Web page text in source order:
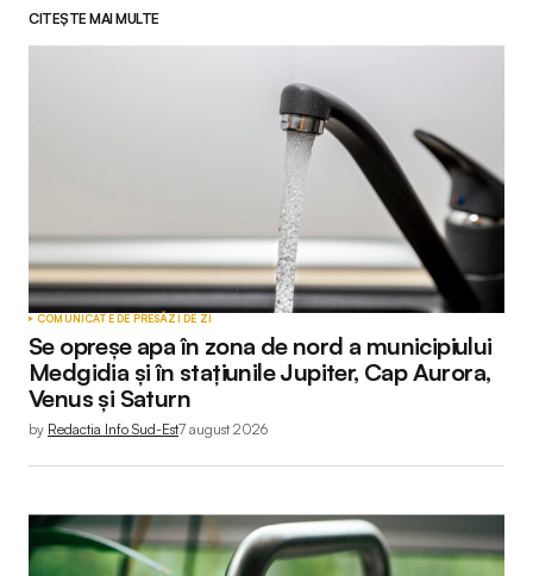
CITEȘTE MAI MULTE
COMUNICATE DE PRESĂZI DE ZI
Se opreșe apa în zona de nord a municipiului
Medgidia și în stațiunile Jupiter, Cap Aurora,
Venus și Saturn
by Redactia Info Sud-Est7 august 2026